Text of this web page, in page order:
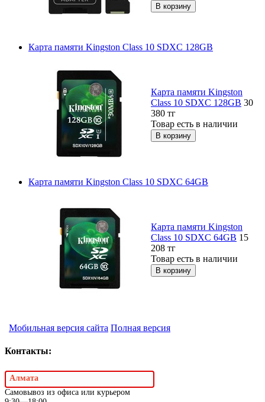
Карта памяти Kingston Class 10 SDXC 128GB
Карта памяти Kingston
Class 10 SDXC 128GB 30
380 тг
Товар есть в наличии
Карта памяти Kingston Class 10 SDXC 64GB
Карта памяти Kingston
Class 10 SDXC 64GB 15
208 тг
Товар есть в наличии
Мобильная версия сайта Полная версия
Контакты:
Алмата
Самовывоз из офиса или курьером